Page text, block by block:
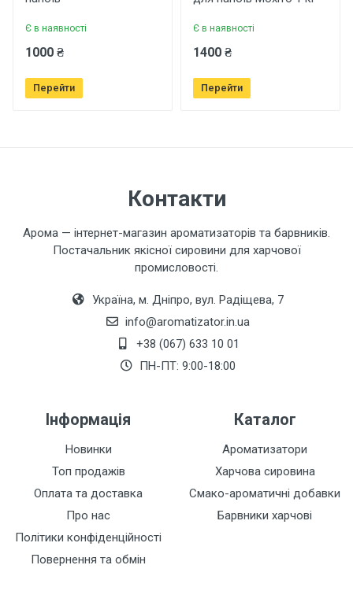
Рейтинг
Завантажити фото товару
Коментар
Є в наявності
1000 ₴
Перейти
Є в наявності
1400 ₴
Перейти
Контакти
Арома — інтернет-магазин ароматизаторів та барвників.
Постачальник якісної сировини для харчової
промисловості.
Україна, м. Дніпро, вул. Радіщева, 7
info@aromatizator.in.ua
+38 (067) 633 10 01
ПН-ПТ: 9:00-18:00
Інформація
Новинки
Топ продажів
Оплата та доставка
Про нас
Політики конфіденційності
Повернення та обмін
Каталог
Ароматизатори
Харчова сировина
Смако-ароматичні добавки
Барвники харчові